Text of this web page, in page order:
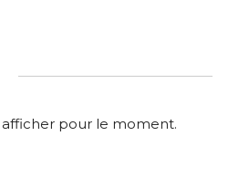
pour le moment.